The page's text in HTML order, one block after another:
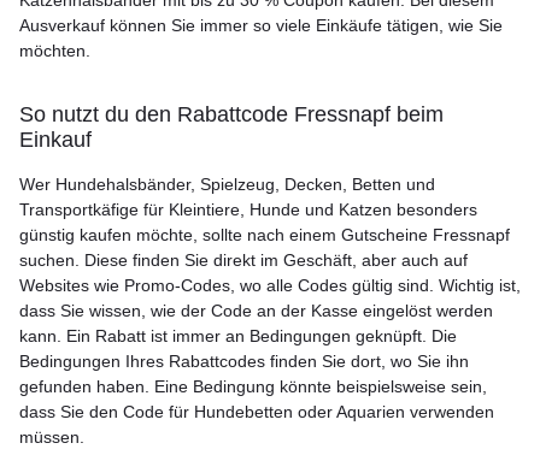
Ausverkauf können Sie immer so viele Einkäufe tätigen, wie Sie
möchten.
So nutzt du den Rabattcode Fressnapf beim
Einkauf
Wer Hundehalsbänder, Spielzeug, Decken, Betten und
Transportkäfige für Kleintiere, Hunde und Katzen besonders
günstig kaufen möchte, sollte nach einem Gutscheine Fressnapf
suchen. Diese finden Sie direkt im Geschäft, aber auch auf
Websites wie Promo-Codes, wo alle Codes gültig sind. Wichtig ist,
dass Sie wissen, wie der Code an der Kasse eingelöst werden
kann. Ein Rabatt ist immer an Bedingungen geknüpft. Die
Bedingungen Ihres Rabattcodes finden Sie dort, wo Sie ihn
gefunden haben. Eine Bedingung könnte beispielsweise sein,
dass Sie den Code für Hundebetten oder Aquarien verwenden
müssen.